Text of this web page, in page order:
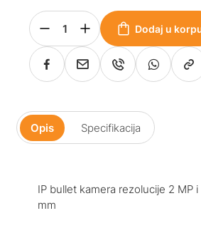
Dodaj u
Opis Specifikacija
IP bullet kamera rezolucije 2 MP
mm